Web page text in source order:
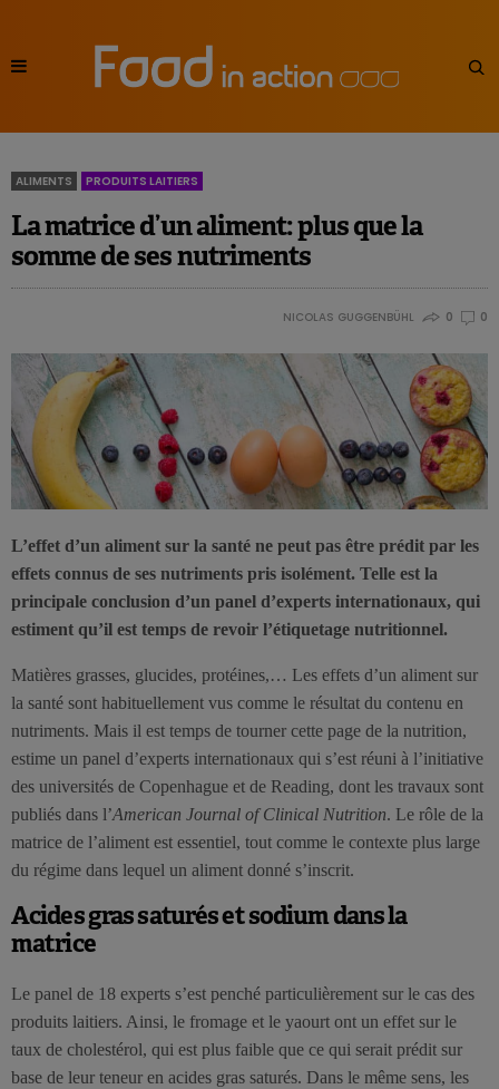
ALIMENTS PRODUITS LAITIERS
La matrice d’un aliment: plus que la
somme de ses nutriments
NICOLAS GUGGENBÜHL 0 0
L’effet d’un aliment sur la santé ne peut pas être prédit par les
effets connus de ses nutriments pris isolément. Telle est la
principale conclusion d’un panel d’experts internationaux, qui
estiment qu’il est temps de revoir l’étiquetage nutritionnel.
Matières grasses, glucides, protéines,… Les effets d’un aliment sur
la santé sont habituellement vus comme le résultat du contenu en
nutriments. Mais il est temps de tourner cette page de la nutrition,
estime un panel d’experts internationaux qui s’est réuni à l’initiative
des universités de Copenhague et de Reading, dont les travaux sont
publiés dans l’American Journal of Clinical Nutrition. Le rôle de la
matrice de l’aliment est essentiel, tout comme le contexte plus large
du régime dans lequel un aliment donné s’inscrit.
Acides gras saturés et sodium dans la
matrice
Le panel de 18 experts s’est penché particulièrement sur le cas des
produits laitiers. Ainsi, le fromage et le yaourt ont un effet sur le
taux de cholestérol, qui est plus faible que ce qui serait prédit sur
base de leur teneur en acides gras saturés. Dans le même sens, les